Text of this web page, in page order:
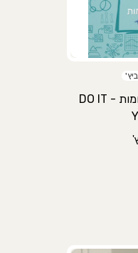
המעבדה להגשמת חלומות - DO IT